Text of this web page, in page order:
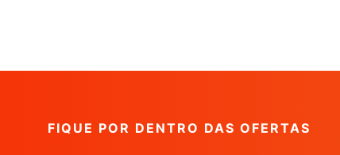
FIQUE POR DENTRO DAS OFERTAS